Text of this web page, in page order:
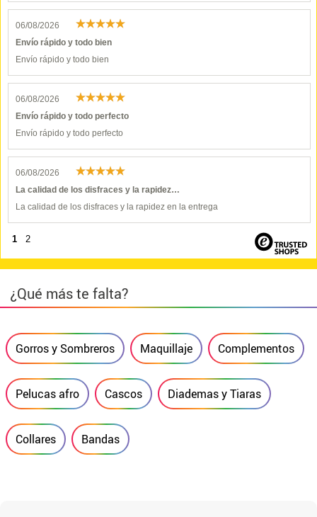
06/08/2026
Envío rápido y todo bien
Envío rápido y todo bien
06/08/2026
Envío rápido y todo perfecto
Envío rápido y todo perfecto
06/08/2026
La calidad de los disfraces y la rapidez…
La calidad de los disfraces y la rapidez en la entrega
1 2
¿Qué más te falta?
Gorros y Sombreros Maquillaje Complementos
Pelucas afro Cascos Diademas y Tiaras
Collares Bandas